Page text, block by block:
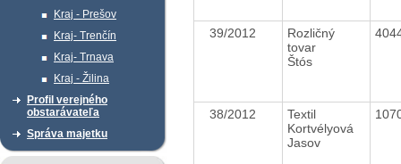
Kraj - Prešov
Kraj- Trenčín
Kraj- Trnava
Kraj - Žilina
Profil verejného
obstarávateľa
Správa majetku
39/2012
Rozličný
tovar
Štós
38/2012
Textil
Kortvélyová
Jasov